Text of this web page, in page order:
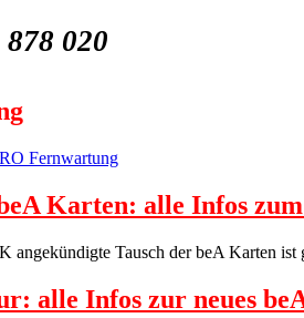
020
Karten: alle Infos
angekündigte Tausch der beA Karten ist
alle Infos zur neues